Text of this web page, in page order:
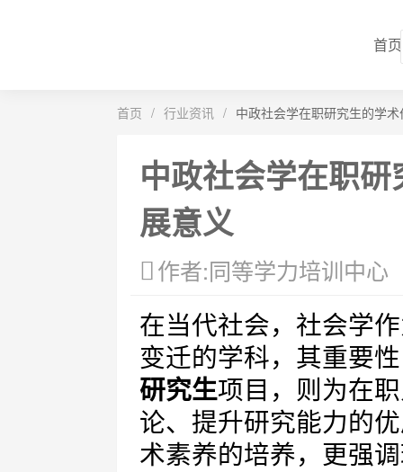
首页
首页 / 行业资讯 / 中政社会学在职研究生的学
中政社会学在职
展意义
作者:同等学力培训中心
在当代社会，社会学
变迁的学科，其重要
研究生项目，则为在
论、提升研究能力的
术素养的培养，更强